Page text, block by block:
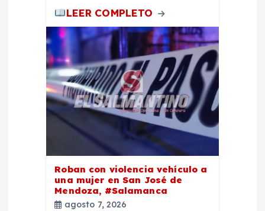
LEER COMPLETO
Roban con violencia vehículo a
una mujer en San José de
Mendoza, #Salamanca
agosto 7, 2026